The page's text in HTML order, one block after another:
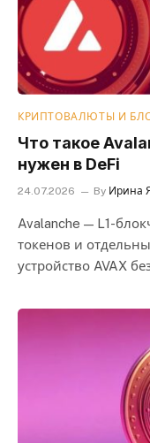
КРИПТОВАЛЮТЫ И
Что такое
нужен в DeFi
24.07.2026 By Ирина
Avalanche — L1-
токенов и
устройство AVAX